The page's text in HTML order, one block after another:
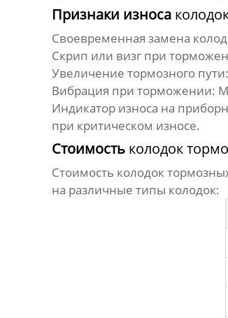
Признаки износа
Своевременная замена
Скрип или визг при
Увеличение тормозного пути:
Вибрация при торможении:
Индикатор износа на
при критическом износе.
Стоимость колодок
Стоимость колодок
на различные типы колодок: